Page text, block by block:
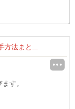
方法まと...
す。